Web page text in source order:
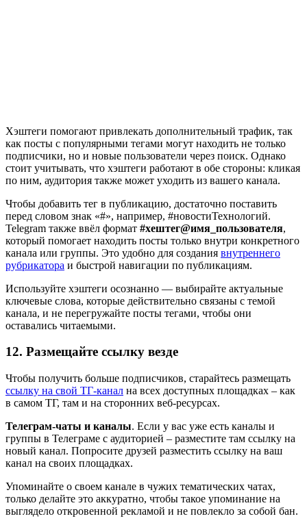
Хэштеги помогают привлекать дополнительный трафик, так
как посты с популярными тегами могут находить не только
подписчики, но и новые пользователи через поиск. Однако
стоит учитывать, что хэштеги работают в обе стороны: кликая
по ним, аудитория также может уходить из вашего канала.
Чтобы добавить тег в публикацию, достаточно поставить
перед словом знак «#», например, #новостиТехнологий.
Telegram также ввёл формат #хештег@имя_пользователя,
который помогает находить посты только внутри конкретного
канала или группы. Это удобно для создания внутреннего
рубрикатора и быстрой навигации по публикациям.
Используйте хэштеги осознанно — выбирайте актуальные
ключевые слова, которые действительно связаны с темой
канала, и не перегружайте посты тегами, чтобы они
оставались читаемыми.
12. Размещайте ссылку везде
Чтобы получить больше подписчиков, старайтесь размещать
ссылку на свой ТГ-канал на всех доступных площадках – как
в самом ТГ, там и на сторонних веб-ресурсах.
Телеграм-чаты и каналы. Если у вас уже есть каналы и
группы в Телеграме с аудиторией – разместите там ссылку на
новый канал. Попросите друзей разместить ссылку на ваш
канал на своих площадках.
Упоминайте о своем канале в чужих тематических чатах,
только делайте это аккуратно, чтобы такое упоминание на
выглядело откровенной рекламой и не повлекло за собой бан.